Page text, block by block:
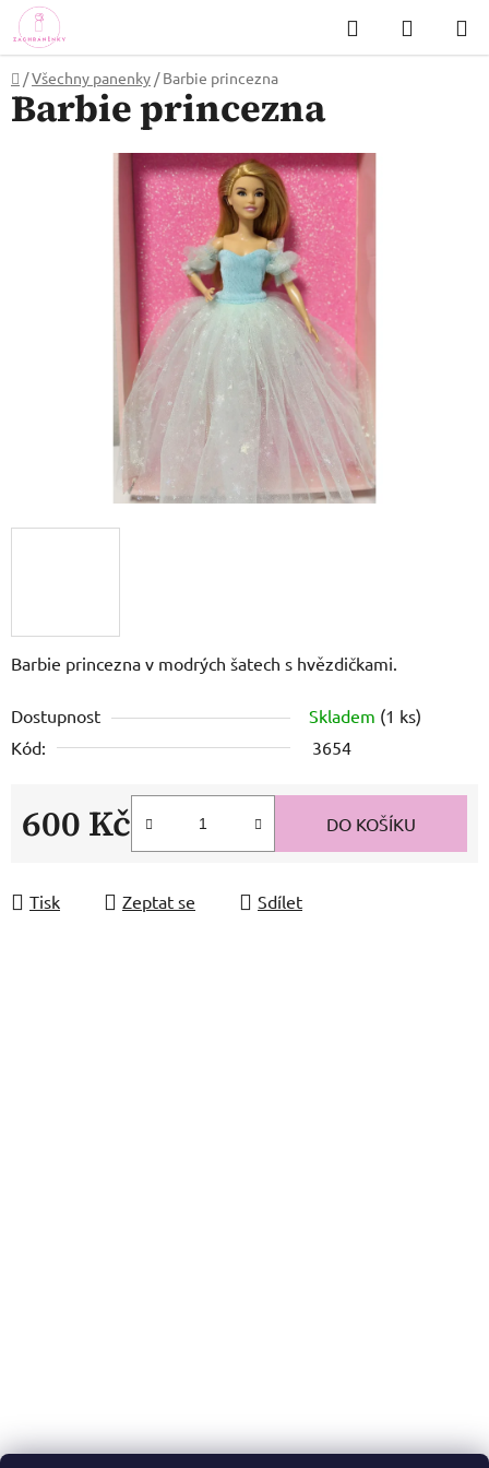
Přejít
na
obsah
Hledat
KOŠÍK
Domů
/Všechny panenky / Barbie princezna
Barbie princezna v modrých šatech s hvězdičkami.
Dostupnost Skladem (1 ks)
Kód:
3654
600 Kč DO KOŠÍKU
Tisk Zeptat se Sdílet
Barbie princezna